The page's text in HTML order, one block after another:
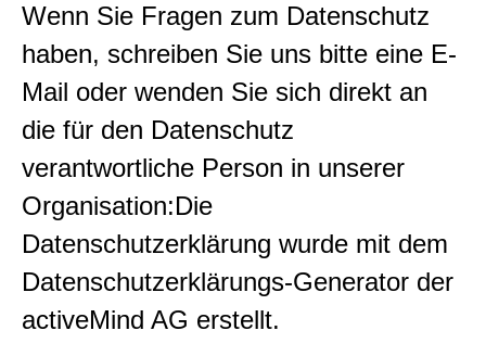
Wenn Sie Fragen zum Datenschutz
haben, schreiben Sie uns bitte eine E-
Mail oder wenden Sie sich direkt an
die für den Datenschutz
verantwortliche Person in unserer
Organisation:Die
Datenschutzerklärung wurde mit dem
Datenschutzerklärungs-Generator der
activeMind AG erstellt.